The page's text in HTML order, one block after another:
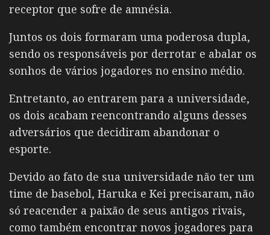
receptor que sofre de amnésia.
Juntos os dois formaram uma poderosa dupla,
sendo os responsáveis por derrotar e abalar os
sonhos de vários jogadores no ensino médio.
Entretanto, ao entrarem para a universidade,
os dois acabam reencontrando alguns desses
adversários que decidiram abandonar o
esporte.
Devido ao fato de sua universidade não ter um
time de basebol, Haruka e Kei precisaram, não
só reacender a paixão de seus antigos rivais,
como também encontrar novos jogadores para